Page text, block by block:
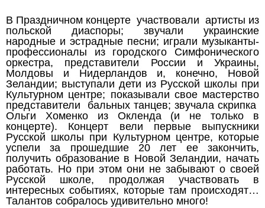
В Праздничном концерте участвовали артисты из
польской диаспоры; звучали украинские
народные и эстрадные песни; играли музыканты-
профессионалы из городского Симфонического
оркестра, представители России и Украины,
Молдовы и Нидерландов и, конечно, Новой
Зеландии; выступали дети из Русской школы при
Культурном центре; показывали свое мастерство
представители бальных танцев; звучала скрипка
Ольги Хоменко из Окленда (и не только в
концерте). Концерт вели первые выпускники
Русской школы при Культурном центре, которые
успели за прошедшие 20 лет ее закончить,
получить образование в Новой Зеландии, начать
работать. Но при этом они не забывают о своей
Русской школе, продолжая участвовать в
интересных событиях, которые там происходят…
Талантов собралось удивительно много!